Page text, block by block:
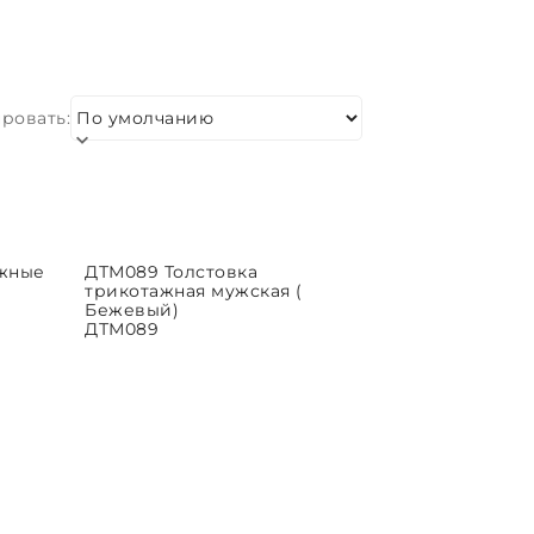
ПАРАМЕТРЫ
ДТМ089 Толстовка
трикотажная мужская (
Бежевый)
ДТМ089